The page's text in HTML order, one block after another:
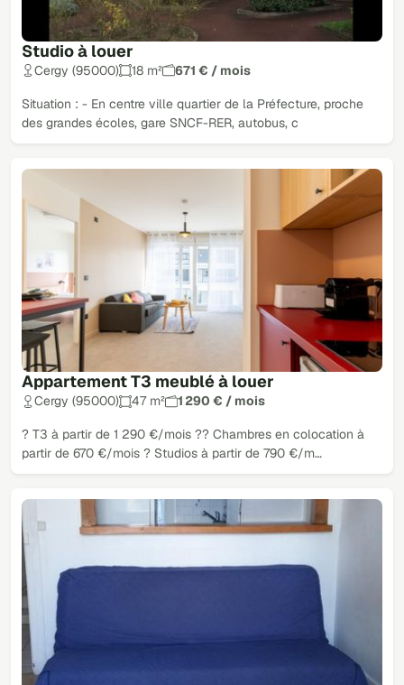
Studio à louer
Cergy (95000) 18 m² 671 € / mois
Situation : - En centre ville quartier de la Préfecture, proche
des grandes écoles, gare SNCF-RER, autobus, c
Appartement T3 meublé à louer
Cergy (95000) 47 m² 1 290 € / mois
? T3 à partir de 1 290 €/mois ?? Chambres en colocation à
partir de 670 €/mois ? Studios à partir de 790 €/m…